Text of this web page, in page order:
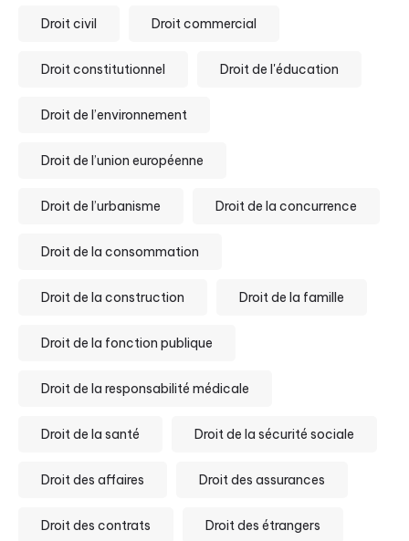
Droit civil Droit commercial
Droit constitutionnel Droit de l'éducation
Droit de l’environnement
Droit de l’union européenne
Droit de l’urbanisme Droit de la concurrence
Droit de la consommation
Droit de la construction Droit de la famille
Droit de la fonction publique
Droit de la responsabilité médicale
Droit de la santé Droit de la sécurité sociale
Droit des affaires Droit des assurances
Droit des contrats Droit des étrangers